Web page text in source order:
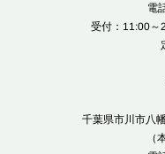
電
受付：11:00～
千葉県市川市八
（